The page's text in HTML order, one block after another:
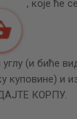
, које ће
(и биће
куповине) и
КОРПУ.